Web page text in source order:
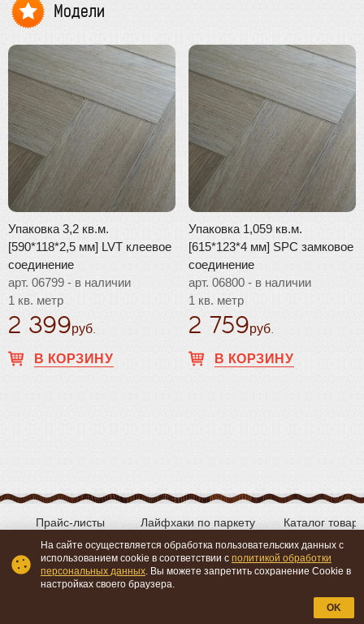
Модели
Упаковка 3,2 кв.м.
[590*118*2,5 мм] LVT клеевое
соединение
арт. 06799 - в наличии
1 кв. метр
2 399руб.
В КОРЗИНУ
Упаковка 1,059 кв.м.
[615*123*4 мм] SPC замковое
соединение
арт. 06800 - в наличии
1 кв. метр
2 759руб.
В КОРЗИНУ
Лайфхаки по паркету Каталог
Прайс-листы
На сайте осуществляется обработка пользовательских данных с
использованием cookie в соответствии с политикой обработки
персональных данных. Вы можете запретить сохранение Cookie в
настройках своего браузера.
OK